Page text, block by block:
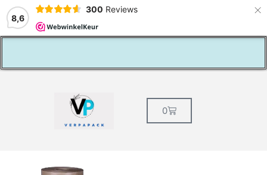
8,6
300 Reviews ×
0